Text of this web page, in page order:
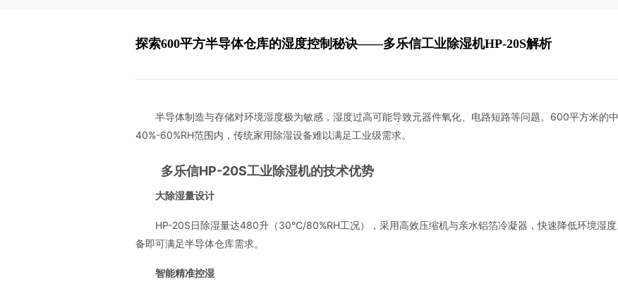
探索600平方半导体仓库的湿度控制秘诀——多乐信工业除湿机HP-20S解析
半导体制造与存储对环境湿度极为敏感，湿度过高可能导致元器件氧化、电路短路等问题。600平方米的
40%-60%RH范围内，传统家用除湿设备难以满足工业级需求。
多乐信HP-20S工业除湿机的技术优势
大除湿量设计
HP-20S日除湿量达480升（30℃/80%RH工况），采用高效压缩机与亲水铝箔冷凝器，快速降低环境湿
备即可满足半导体仓库需求。
智能精准控湿